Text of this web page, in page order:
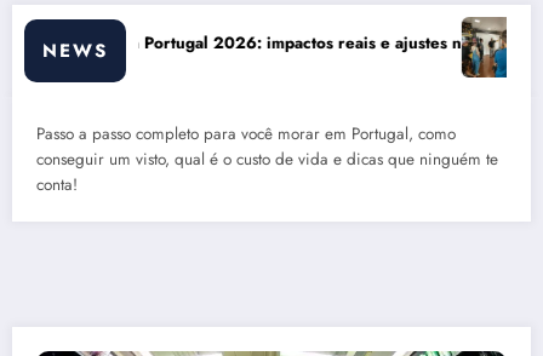
NEWS
Comunicação com Balcões Públicos em 2026: Os Desafios Reais
Passo a passo completo para você morar em Portugal, como
conseguir um visto, qual é o custo de vida e dicas que ninguém te
conta!